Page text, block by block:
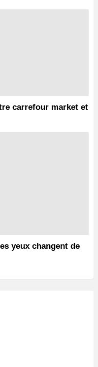
carrefour market et
yeux changent de